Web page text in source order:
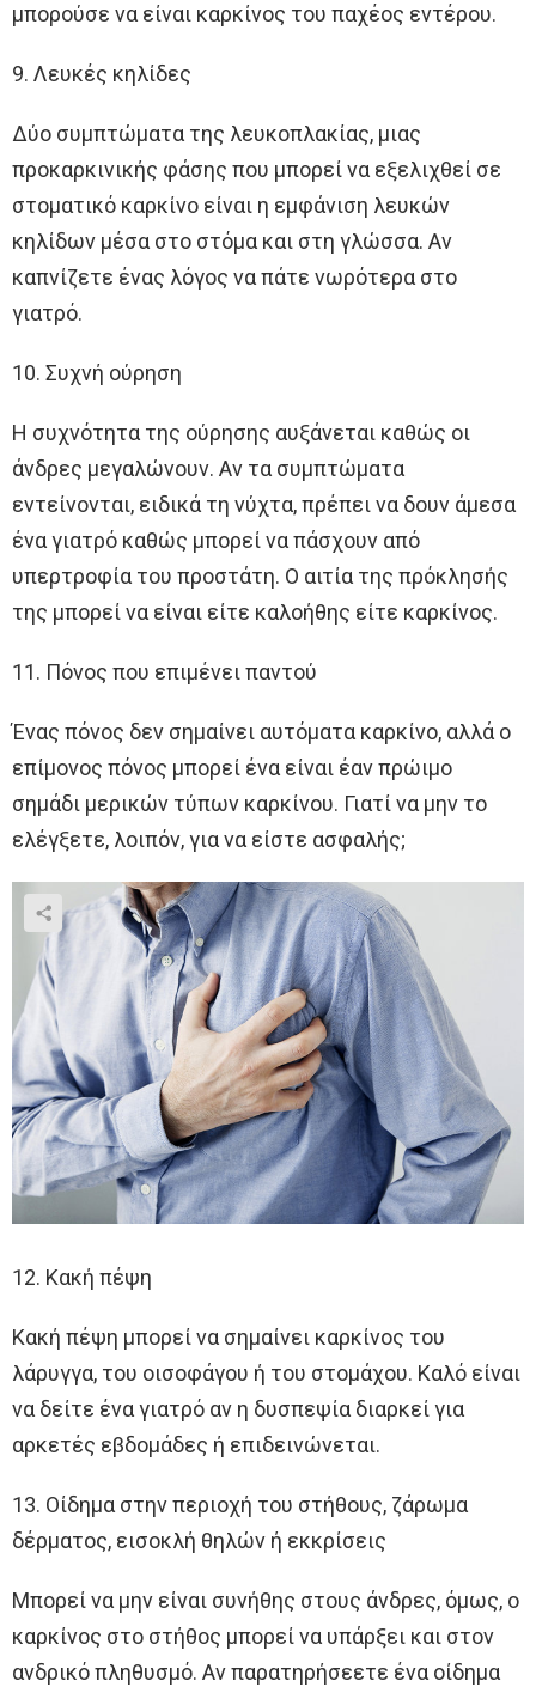
μπορούσε να είναι καρκίνος του παχέος εντέρου.
9. Λευκές κηλίδες
Δύο συμπτώματα της λευκοπλακίας, μιας
προκαρκινικής φάσης που μπορεί να εξελιχθεί σε
στοματικό καρκίνο είναι η εμφάνιση λευκών
κηλίδων μέσα στο στόμα και στη γλώσσα. Αν
καπνίζετε ένας λόγος να πάτε νωρότερα στο
γιατρό.
10. Συχνή ούρηση
Η συχνότητα της ούρησης αυξάνεται καθώς οι
άνδρες μεγαλώνουν. Αν τα συμπτώματα
εντείνονται, ειδικά τη νύχτα, πρέπει να δουν άμεσα
ένα γιατρό καθώς μπορεί να πάσχουν από
υπερτροφία του προστάτη. Ο αιτία της πρόκλησής
της μπορεί να είναι είτε καλοήθης είτε καρκίνος.
11. Πόνος που επιμένει παντού
Ένας πόνος δεν σημαίνει αυτόματα καρκίνο, αλλά ο
επίμονος πόνος μπορεί ένα είναι έαν πρώιμο
σημάδι μερικών τύπων καρκίνου. Γιατί να μην το
ελέγξετε, λοιπόν, για να είστε ασφαλής;
12. Κακή πέψη
Κακή πέψη μπορεί να σημαίνει καρκίνος του
λάρυγγα, του οισοφάγου ή του στομάχου. Καλό είναι
να δείτε ένα γιατρό αν η δυσπεψία διαρκεί για
αρκετές εβδομάδες ή επιδεινώνεται.
13. Οίδημα στην περιοχή του στήθους, ζάρωμα
δέρματος, εισοκλή θηλών ή εκκρίσεις
Μπορεί να μην είναι συνήθης στους άνδρες, όμως, ο
καρκίνος στο στήθος μπορεί να υπάρξει και στον
ανδρικό πληθυσμό. Αν παρατηρήσεετε ένα οίδημα